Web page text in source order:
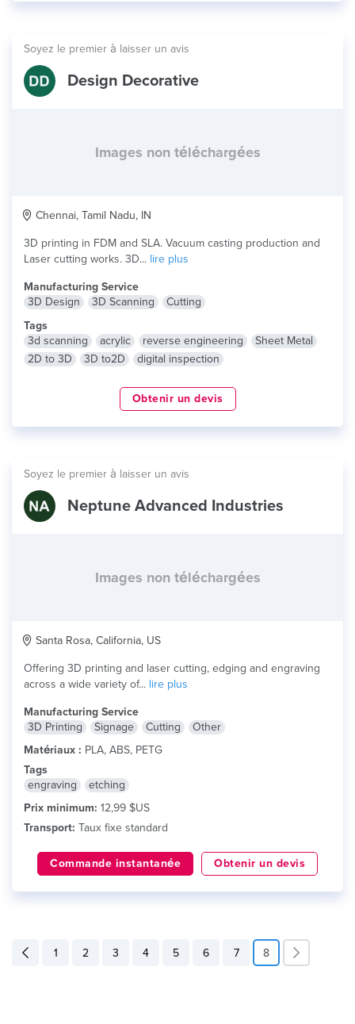
Soyez le premier à laisser un avis
Design Decorative
Images non téléchargées
Chennai, Tamil Nadu, IN
3D printing in FDM and SLA. Vacuum casting production and
Laser cutting works. 3D... lire plus
Manufacturing Service
3D Design
3D Scanning
Cutting
Tags
3d scanning
acrylic reverse engineering
Sheet Metal
2D to 3D
3D to2D digital inspection
Obtenir un devis
Soyez le premier à laisser un avis
Neptune Advanced Industries
Images non téléchargées
Santa Rosa, California, US
Offering 3D printing and laser cutting, edging and engraving
across a wide variety of... lire plus
Manufacturing Service
3D Printing
Signage Cutting
Other
Matériaux : PLA, ABS, PETG
Tags
engraving
etching
Prix minimum: 12,99 $US
Transport: Taux fixe standard
Commande instantanée Obtenir un devis
1 2 3 4 5 6 7 8